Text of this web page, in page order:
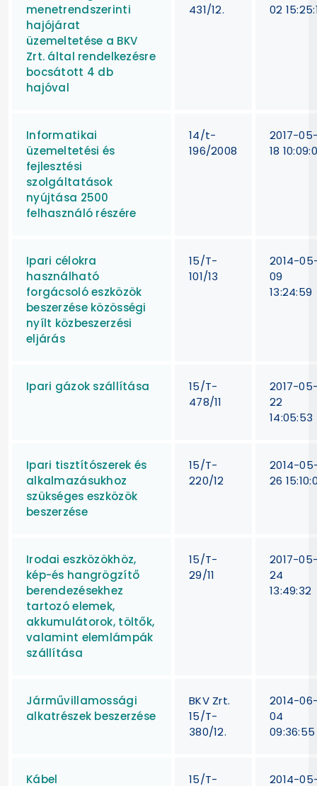
menetrendszerinti
hajójárat
üzemeltetése a BKV
Zrt. által rendelkezésre
bocsátott 4 db
hajóval
431/12.
02
Informatikai
üzemeltetési és
fejlesztési
szolgáltatások
nyújtása 2500
felhasználó részére
14/t-
196/2008
2017-
18
Ipari célokra
használható
forgácsoló eszközök
beszerzése közösségi
nyílt közbeszerzési
eljárás
15/T-
101/13
2014-
09
13:24:59
Ipari gázok szállítása
15/T-
478/11
2017-
22
14:05:53
Ipari tisztítószerek és
alkalmazásukhoz
szükséges eszközök
beszerzése
15/T-
220/12
2014-
26
Irodai eszközökhöz,
kép-és hangrögzítő
berendezésekhez
tartozó elemek,
akkumulátorok, töltők,
valamint elemlámpák
szállítása
15/T-
29/11
2017-
24
13:49:32
Járművillamossági
alkatrészek beszerzése
BKV Zrt.
15/T-
380/12.
2014-
04
09:36:55
Kábel 15/T- 2014-